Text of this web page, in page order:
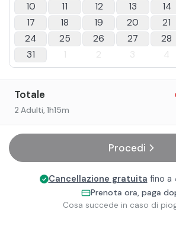
10
11 12 13 14
17
18 19 20 21
24
25 26 27 28
31
1 2 3 4
Totale
2 Adulti, 1h15m
Procedi
Cancellazione gratuita fino a
Prenota ora, paga
Cosa succede in caso di